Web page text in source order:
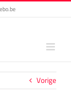
Vorige